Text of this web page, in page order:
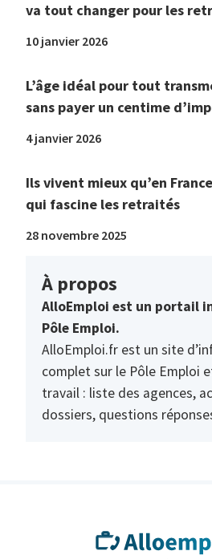
va tout changer pour les
10 janvier 2026
L’âge idéal pour tout
sans payer un centime
4 janvier 2026
Ils vivent mieux qu’en
qui fascine les retraités
28 novembre 2025
À propos
AlloEmploi est un portail
Pôle Emploi.
AlloEmploi.fr est un site
complet sur le Pôle Emploi
travail : liste des agences,
dossiers, questions